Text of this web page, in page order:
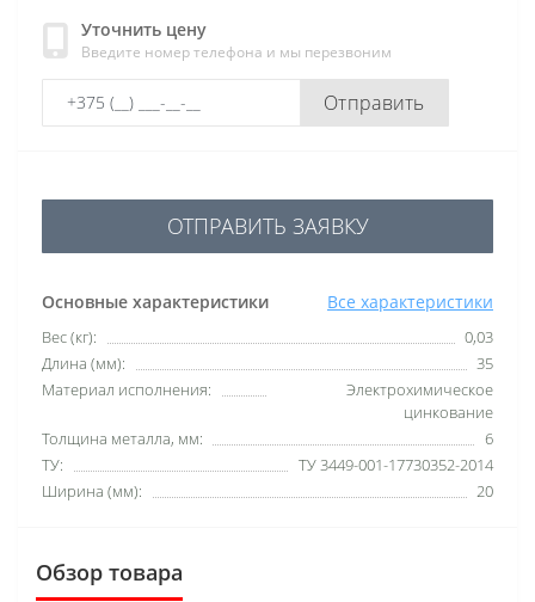
Уточнить цену
Введите номер телефона и мы перезвоним
Отправить
Основные характеристики Все характеристики
Вес (кг):
0,03
Длина (мм):
35
Материал исполнения:
Электрохимическое
цинкование
Толщина металла, мм:
6
ТУ:
ТУ 3449-001-17730352-2014
Ширина (мм):
20
ОТПРАВИТЬ ЗАЯВКУ
Обзор товара